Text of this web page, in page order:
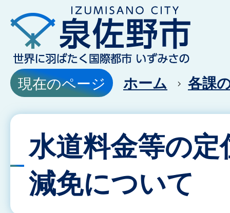
現在のページ ホーム 各課
水道料金等の定
減免について